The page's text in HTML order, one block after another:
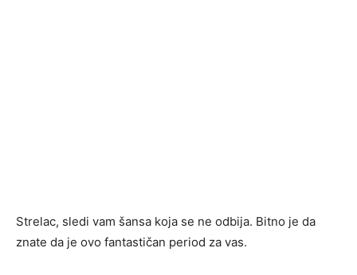
Strelac, sledi vam šansa koja se ne odbija. Bitno je da
znate da je ovo fantastičan period za vas.